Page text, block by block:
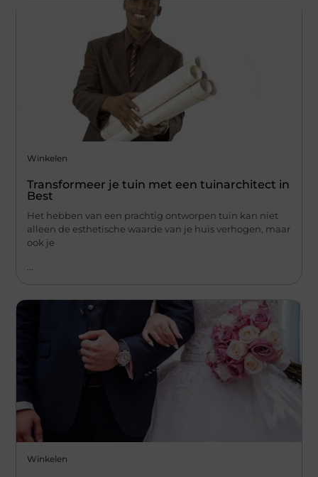
Winkelen
Transformeer je tuin met een tuinarchitect in
Best
Het hebben van een prachtig ontworpen tuin kan niet
alleen de esthetische waarde van je huis verhogen, maar
ook je
Winkelen